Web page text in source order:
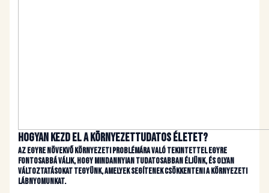
Hogyan kezd el a környezettudatos életet?
Az egyre növekvő környezeti problémára való tekintettel egyre
fontosabbá válik, hogy mindannyian tudatosabban éljünk, és olyan
változtatásokat tegyünk, amelyek segítenek csökkenteni a környezeti
lábnyomunkat.